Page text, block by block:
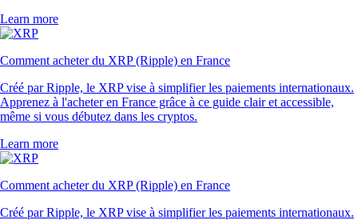
Learn more
Comment acheter du XRP (Ripple) en France
Créé par Ripple, le XRP vise à simplifier les paiements internationaux.
Apprenez à l'acheter en France grâce à ce guide clair et accessible,
même si vous débutez dans les cryptos.
Learn more
Comment acheter du XRP (Ripple) en France
Créé par Ripple, le XRP vise à simplifier les paiements internationaux.